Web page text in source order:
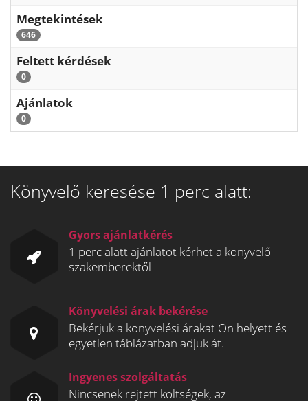
Megtekintések
646
Feltett kérdések
0
Ajánlatok
0
Könyvelő keresése 1 perc alatt:
Gyors ajánlatkérés
1 perc alatt ajánlatot kérhet a könyvelő-
szakemberektől
Könyvelési árak bekérése
Bekérjük a könyvelési árakat Ön helyett és
egyetlen táblázatban adjuk át.
Ingyenes szolgáltatás
Nincsenek rejtett költségek, az